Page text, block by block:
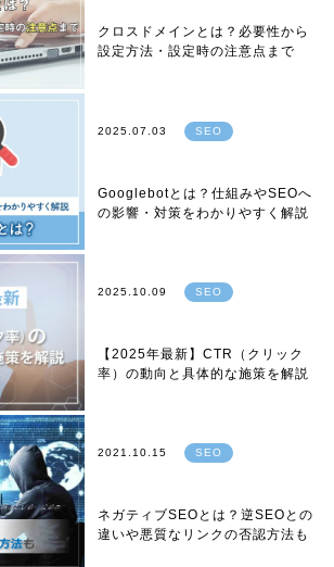
クロスドメインとは？必要性から
設定方法・設定時の注意点まで
2025.07.03 SEO
Googlebotとは？仕組みやSEOへ
の影響・対策をわかりやすく解説
2025.10.09 SEO
【2025年最新】CTR（クリック
率）の動向と具体的な施策を解説
2021.10.15 SEO
ネガティブSEOとは？逆SEOとの
違いや悪質なリンクの否認方法も